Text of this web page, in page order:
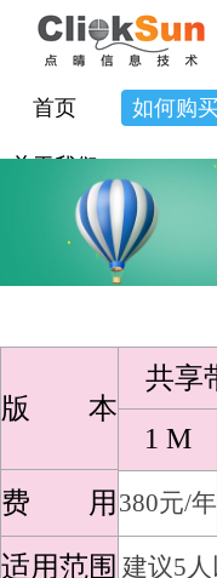
首页 如何购
关于我们
版 本
共享
1 M
费 用 380元/年
适用范围 建议5